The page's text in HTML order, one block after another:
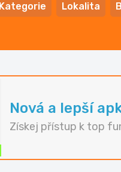
Kategorie Lokalita
Nová a lepší
Získej přístup k top